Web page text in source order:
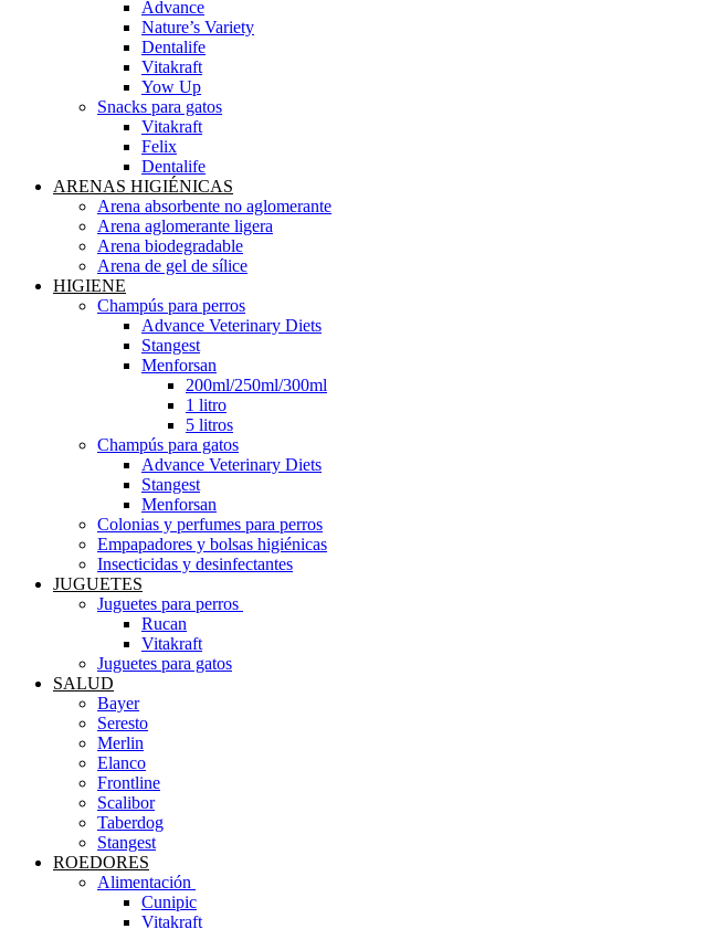
Advance
Nature’s Variety
Dentalife
Vitakraft
Yow Up
Snacks para gatos
Vitakraft
Felix
Dentalife
ARENAS HIGIÉNICAS
Arena absorbente no aglomerante
Arena aglomerante ligera
Arena biodegradable
Arena de gel de sílice
HIGIENE
Champús para perros
Advance Veterinary Diets
Stangest
Menforsan
200ml/250ml/300ml
1 litro
5 litros
Champús para gatos
Advance Veterinary Diets
Stangest
Menforsan
Colonias y perfumes para perros
Empapadores y bolsas higiénicas
Insecticidas y desinfectantes
JUGUETES
Juguetes para perros ​
Rucan
Vitakraft
Juguetes para gatos
SALUD
Bayer
Seresto
Merlin
Elanco
Frontline
Scalibor
Taberdog
Stangest
ROEDORES
Alimentación ​
Cunipic
Vitakraft